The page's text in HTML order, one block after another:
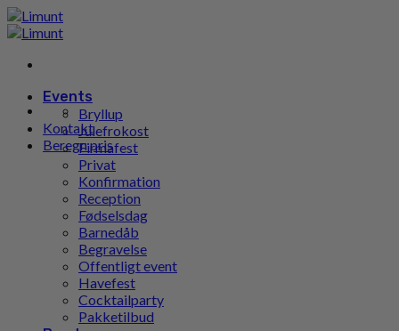
Gå
til
Events
Bryllup
Julefrokost
Firmafest
Privat
Konfirmation
Reception
Fødselsdag
Barnedåb
Begravelse
Offentligt event
Havefest
Cocktailparty
Pakketilbud
Kontakt
Beregn pris